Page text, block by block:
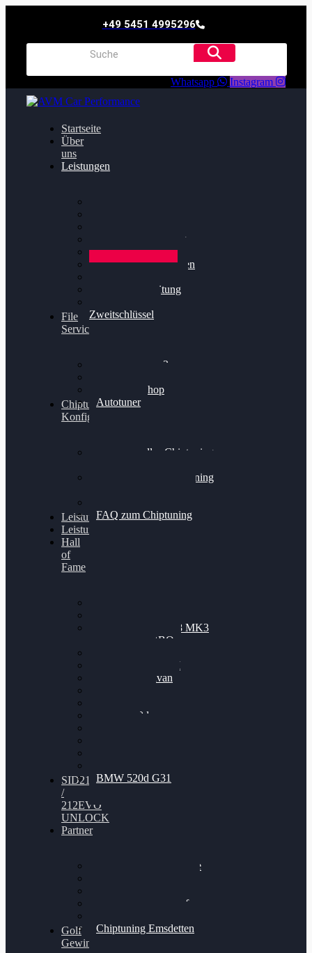
+49 5451 4995296
Whatsapp Instagram
Startseite
Über
uns
Leistungen
Getriebeoptimierung
Walnussstrahlen
Bremsscheiben planen
Felgenaufbereitung
Zweitschlüssel
File
Service
Alientech Kess3
Alientech Shop
Autotuner
Chiptuning
Konfigurator
Professionelles Chiptuning
Professionelles Chiptuning
FAQ zum Chiptuning
Leistungsmessung
Leistungsprüfstand
Hall
of
Fame
Nissan GT-R35 3.8 MK3
V6 TWINTURBO
VW Passat 2.0TDI
VW T6 Multivan
BMW 120d
BMW 520d G31
SID212
/
212EVO
UNLOCK
Partner
Bilgenroth Performance
Chiptuning Schüttorf
Chiptuning Emsdetten
Golf
Gewinnspiel